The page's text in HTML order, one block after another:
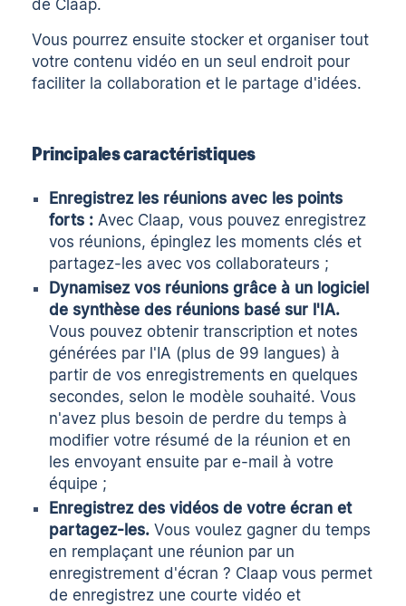
de Claap.
Vous pourrez ensuite stocker et organiser tout
votre contenu vidéo en un seul endroit pour
faciliter la collaboration et le partage d'idées.
Principales caractéristiques
Enregistrez les réunions avec les points
forts : Avec Claap, vous pouvez enregistrez
vos réunions, épinglez les moments clés et
partagez-les avec vos collaborateurs ;
Dynamisez vos réunions grâce à un logiciel
de synthèse des réunions basé sur l'IA.
Vous pouvez obtenirtranscription et notes
générées par l'IA (plus de 99 langues) à
partir de vos enregistrements en quelques
secondes, selon le modèle souhaité. Vous
n'avez plus besoin de perdre du temps à
modifier votre résumé de la réunion et en
les envoyant ensuite par e-mail à votre
équipe ;
Enregistrez des vidéos de votre écran et
partagez-les.Vous voulez gagner du temps
en remplaçant une réunion par un
enregistrement d'écran ? Claap vous permet
de enregistrez une courte vidéo et